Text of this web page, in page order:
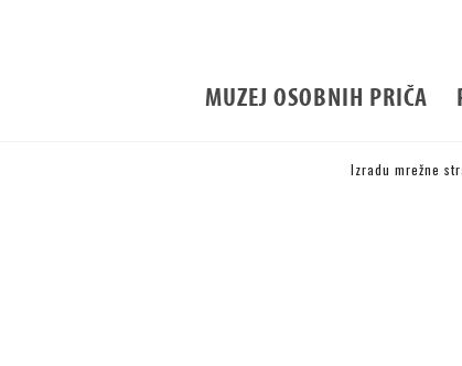
MUZEJ OSOBNIH PRIČA
Izradu mrežne